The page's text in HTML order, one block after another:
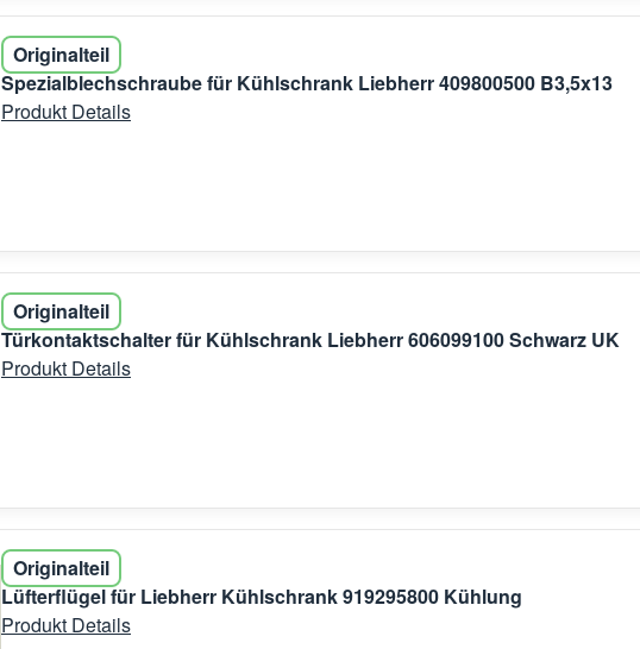
Originalteil
Spezialblechschraube für Kühlschrank Liebherr 409800500 B3,5x13
Produkt Details
Originalteil
Türkontaktschalter für Kühlschrank Liebherr 606099100 Schwarz UK
Produkt Details
Originalteil
Lüfterflügel für Liebherr Kühlschrank 919295800 Kühlung
Produkt Details